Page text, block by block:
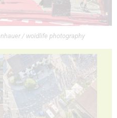
/ woidlife photography